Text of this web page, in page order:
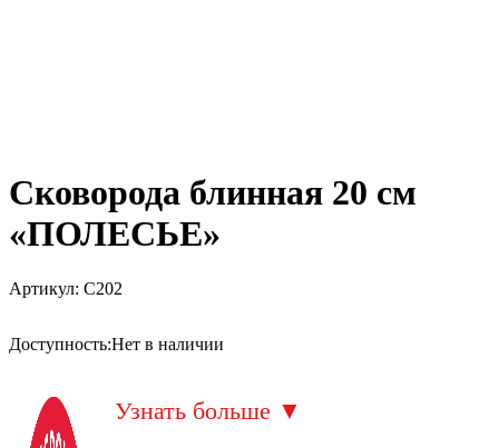
Сковорода блинная 20 см
«ПОЛЕСЬЕ»
Артикул: С202
Доступность:Нет в наличии
Узнать больше ▼